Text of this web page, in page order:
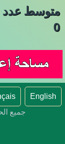
متوسط عدد
0
English
جميع